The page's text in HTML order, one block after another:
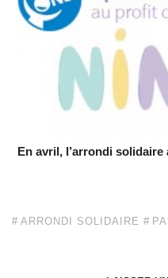
En avril, l’arrondi
ARRONDI SOLIDAIRE